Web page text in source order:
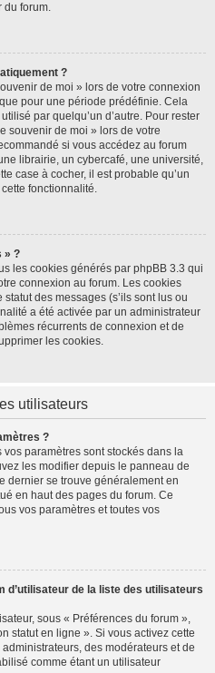
du forum.
?
de moi » lors de votre connexion
pour une période prédéfinie. Cela
par quelqu’un d’autre. Pour rester
souvenir de moi » lors de votre
si vous accédez au forum
librairie, un cybercafé, une université,
case à cocher, il est probable qu’un
fonctionnalité.
» ?
les cookies générés par phpBB 3.3 qui
connexion au forum. Les cookies
des messages (s’ils sont lus ou
a été activée par un administrateur
récurrents de connexion et de
les cookies.
utilisateurs
?
paramètres sont stockés dans la
les modifier depuis le panneau de
dernier se trouve généralement en
en haut des pages du forum. Ce
vos paramètres et toutes vos
d’utilisateur de la liste des utilisateurs
sous « Préférences du forum »,
statut en ligne ». Si vous activez cette
des modérateurs et de
comme étant un utilisateur